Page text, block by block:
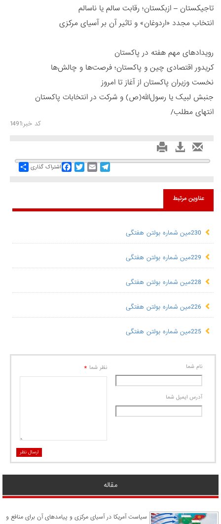
تاجیکستان – ازبکستان؛ رقابت سالم یا ناسالم
انتخاب مجدد «اردوغان» و تاثیر آن بر آسیای مرکزی
رویدادهای مهم هفته در پاکستان
کریدور اقتصادی چین و پاکستان؛ فرصت‌ها و چالش‌ها
نخست وزیران پاکستان از آغاز تا امروز
جنبش لبیک یا رسول‌الله(ص) و شرکت در انتخابات پاکستان
انتهای مطلب/
کد خبر:1491
Share اشتراک گذاری
FacebookTwitterEmail
Telegram
عناوین مرتبط
230مین شماره بولتن هفتگی
229مین شماره بولتن هفتگی
228مین شماره بولتن هفتگی
226مین شماره بولتن هفتگی
225مین شماره بولتن هفتگی
نام شما
آدرس ايميل شما
نظر شما *
ارسال نظر
مقاله
سیاست آمریکا در آسیای مرکزی و پیامدهای آن برای منافع و